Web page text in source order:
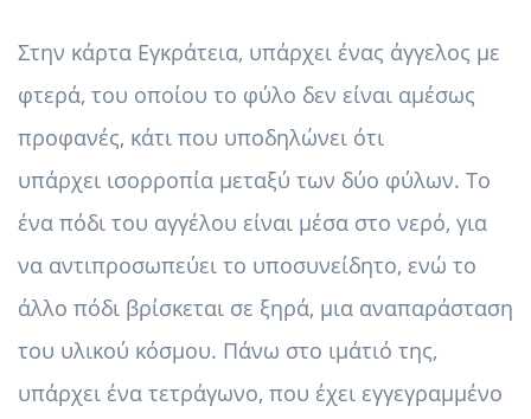
Στην κάρτα Εγκράτεια, υπάρχει ένας άγγελος με
φτερά, του οποίου το φύλο δεν είναι αμέσως
προφανές, κάτι που υποδηλώνει ότι
υπάρχει ισορροπία μεταξύ των δύο φύλων. Το
ένα πόδι του αγγέλου είναι μέσα στο νερό, για
να αντιπροσωπεύει το υποσυνείδητο, ενώ το
άλλο πόδι βρίσκεται σε ξηρά, μια αναπαράσταση
του υλικού κόσμου. Πάνω στο ιμάτιό της,
υπάρχει ένα τετράγωνο, που έχει εγγεγραμμένο